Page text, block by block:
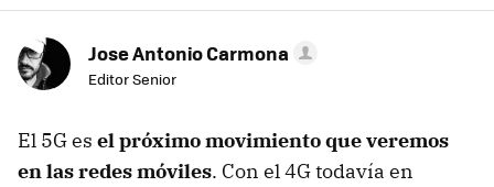
Jose Antonio Carmona
Editor Senior
El 5G es el próximo movimiento que veremos
en las redes móviles. Con el 4G todavía en